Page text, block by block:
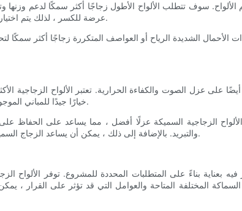
سوف تتطلب الألواح الأطول زجاجًا أكثر سمكًا لدعم وزنها
عرضة للكسر ، لذلك يتم اختيار الزجاج الأكثر سمكًا في كثير من الأحيان لمزيد من القوة والسلامة.
الشديدة الرياح أو العواصف المتكررة زجاجًا أكثر سمكًا
على عزل الصوت والكفاءة الحرارية. تعتبر الألواح الزجاجية
خيارًا جيدًا للمباني الموجودة في المناطق الحضرية المزدحمة أو بالقرب من الطرق السريعة.
الزجاجية السميكة عزلًا أفضل ، مما يساعد على الحفاظ
والتبريد. بالإضافة إلى ذلك ، يمكن أن يساعد الزجاج السميك في منع المسودات وتقليل التكثيف على السطح الداخلي للزجاج.
بناءً على المتطلبات المحددة للمشروع. توفر الألواح
المختلفة المتاحة والعوامل التي قد تؤثر على القرار ،